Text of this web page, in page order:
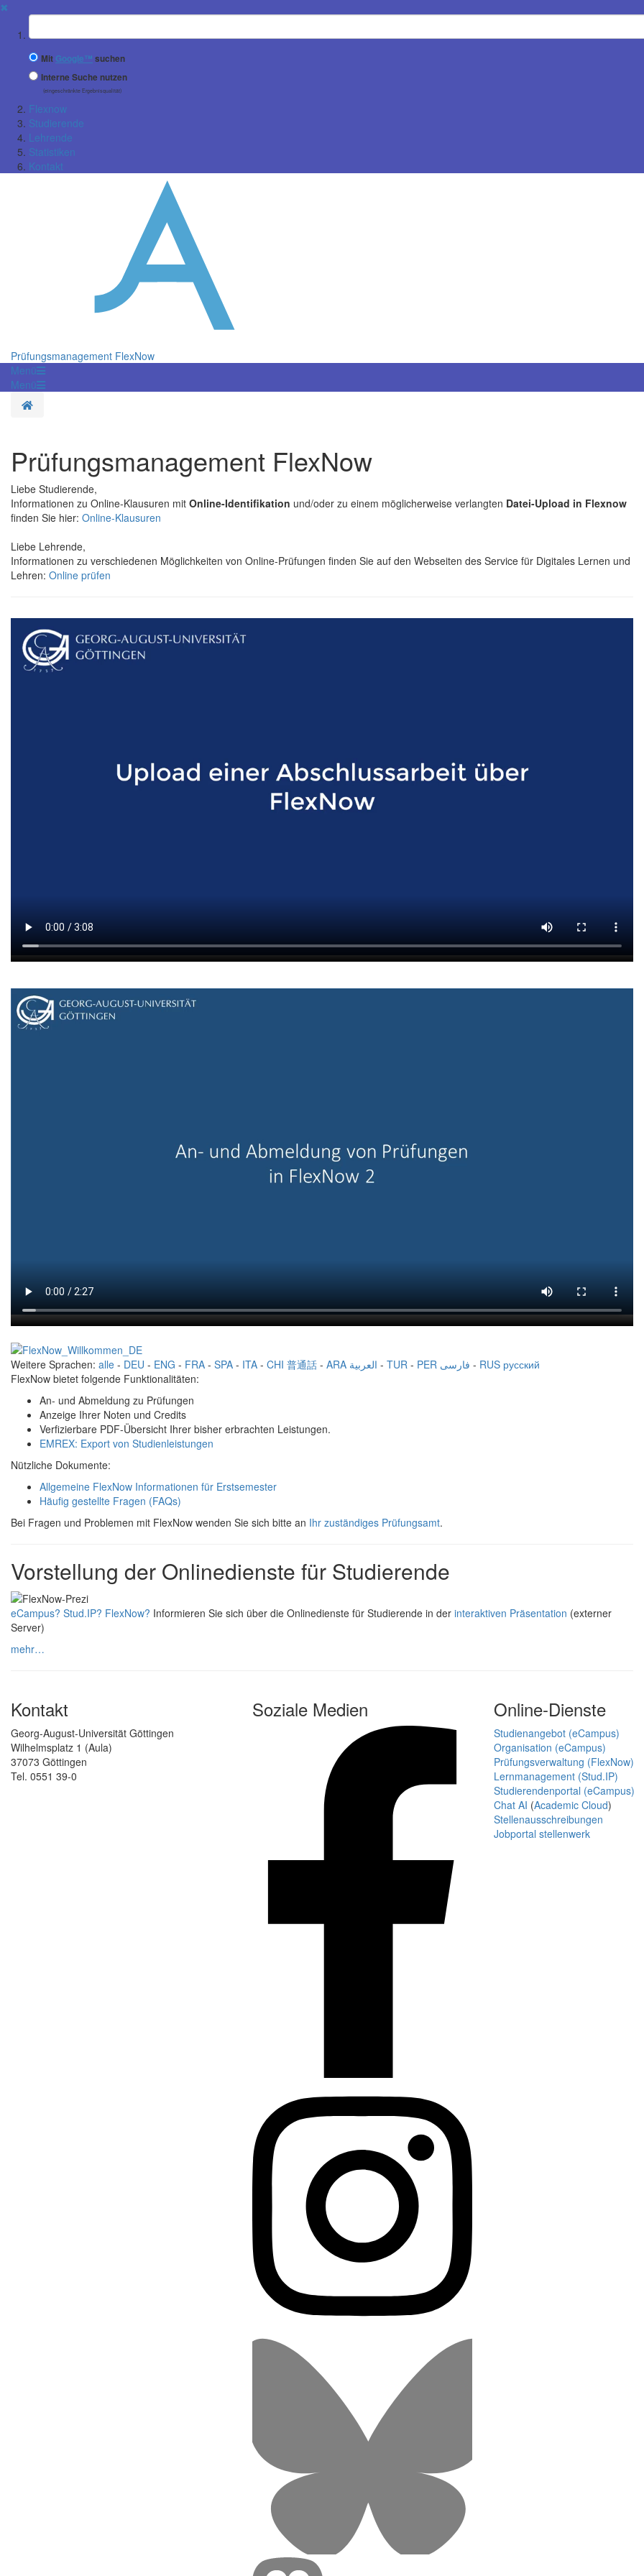
✖
Suchbegriff
Mit Google™ suchen
Interne Suche nutzen
(eingeschränkte Ergebnisqualität)
Flexnow
Studierende
Lehrende
Statistiken
Kontakt
Prüfungsmanagement FlexNow
Menü
Menü
Startseite
Prüfungsmanagement FlexNow
Liebe Studierende,
Informationen zu Online-Klausuren mit Online-Identifikation und/oder zu einem möglicherweise verlangten Datei-Upload in Flexnow
finden Sie hier: Online-Klausuren
Liebe Lehrende,
Informationen zu verschiedenen Möglichkeiten von Online-Prüfungen finden Sie auf den Webseiten des Service für Digitales Lernen und
Lehren: Online prüfen
Weitere Sprachen: alle - DEU - ENG - FRA - SPA - ITA - CHI 普通話 - ARA العربية - TUR - PER فارسی - RUS русский
FlexNow bietet folgende Funktionalitäten:
An- und Abmeldung zu Prüfungen
Anzeige Ihrer Noten und Credits
Verfizierbare PDF-Übersicht Ihrer bisher erbrachten Leistungen.
EMREX: Export von Studienleistungen
Nützliche Dokumente:
Allgemeine FlexNow Informationen für Erstsemester
Häufig gestellte Fragen (FAQs)
Bei Fragen und Problemen mit FlexNow wenden Sie sich bitte an Ihr zuständiges Prüfungsamt.
Vorstellung der Onlinedienste für Studierende
eCampus? Stud.IP? FlexNow? Informieren Sie sich über die Onlinedienste für Studierende in der interaktiven Präsentation (externer
Server)
mehr…
Kontakt
Georg-August-Universität Göttingen
Wilhelmsplatz 1 (Aula)
37073 Göttingen
Tel. 0551 39-0
Soziale Medien Online-Dienste
Studienangebot (eCampus)
Organisation (eCampus)
Prüfungsverwaltung (FlexNow)
Lernmanagement (Stud.IP)
Studierendenportal (eCampus)
Chat AI (Academic Cloud)
Stellenausschreibungen
Jobportal stellenwerk